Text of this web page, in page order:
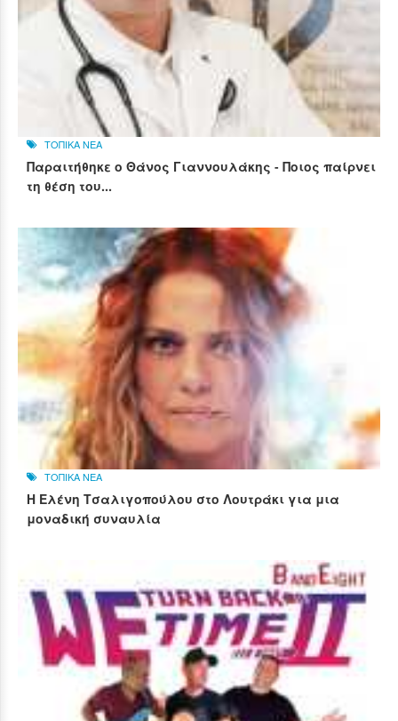
ΤΟΠΙΚΑ ΝΕΑ
Παραιτήθηκε ο Θάνος Γιαννουλάκης - Ποιος παίρνει
τη θέση του...
ΤΟΠΙΚΑ ΝΕΑ
Η Ελένη Τσαλιγοπούλου στο Λουτράκι για μια
μοναδική συναυλία